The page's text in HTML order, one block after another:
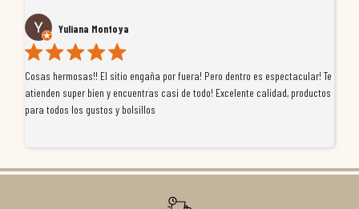
Yuliana Montoya
Cosas hermosas!! El sitio engaña por fuera! Pero dentro es espectacular! Te
atienden super bien y encuentras casi de todo! Excelente calidad, productos
para todos los gustos y bolsillos